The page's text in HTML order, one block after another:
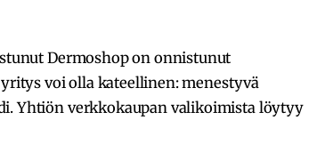
Dermoshop on onnistunut
voi olla kateellinen: menestyvä
Yhtiön verkkokaupan valikoimista löytyy